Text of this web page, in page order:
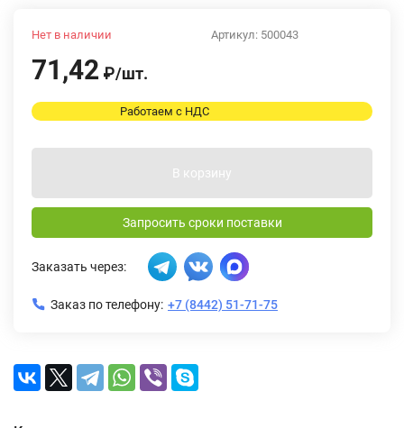
Артикул: 500043
Нет в наличии
71,42 ₽/шт.
Работаем с НДС
В корзину
Запросить сроки поставки
Заказать через:
Заказ по телефону: +7 (8442) 51-71-75